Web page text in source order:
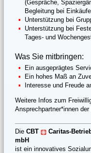
(Gespräche,
Begleitung bei
Unterstützung bei
Unterstützung bei
Tages- und
Was Sie mitbringen:
Ein ausgeprägtes
Ein hohes Maß an
Interesse und Freude
Weitere Infos zum
Ansprechpartner*innen
DieCBT
Caritas-
mbH
ist ein innovatives